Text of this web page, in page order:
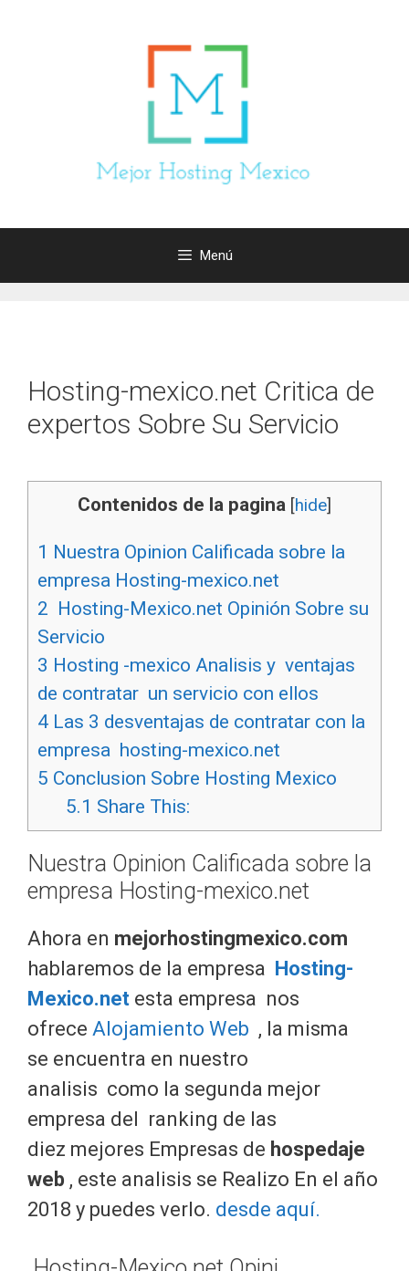
Menú
Hosting-mexico.net Critica de
expertos Sobre Su Servicio
Contenidos de la pagina [hide]
1 Nuestra Opinion Calificada sobre la
empresa Hosting-mexico.net
2 Hosting-Mexico.net Opinión Sobre su
Servicio
3 Hosting -mexico Analisis y ventajas
de contratar un servicio con ellos
4 Las 3 desventajas de contratar con la
empresa hosting-mexico.net
5 Conclusion Sobre Hosting Mexico
5.1 Share This:
Nuestra Opinion Calificada sobre la
empresa Hosting-mexico.net
Ahora en mejorhostingmexico.com
hablaremos de la empresa Hosting-
Mexico.net esta empresa nos
ofrece Alojamiento Web , la misma
se encuentra en nuestro
analisis como la segunda mejor
empresa del ranking de las
diez mejores Empresas de hospedaje
web , este analisis se Realizo En el año
2018 y puedes verlo. desde aquí.